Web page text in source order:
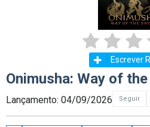
Escrever
Onimusha: Way of
Lançamento: 04/09/2026 Seguir